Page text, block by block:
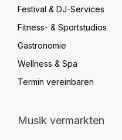
Festival & DJ-Services
Fitness- & Sportstudios
Gastronomie
Wellness & Spa
Termin vereinbaren
Musik vermarkten